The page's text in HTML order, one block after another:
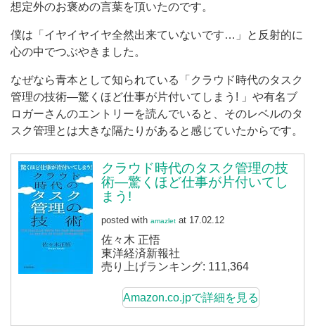
想定外のお褒めの言葉を頂いたのです。
僕は「イヤイヤイヤ全然出来ていないです…」と反射的に
心の中でつぶやきました。
なぜなら青本として知られている「クラウド時代のタスク
管理の技術―驚くほど仕事が片付いてしまう! 」や有名ブ
ロガーさんのエントリーを読んでいると、そのレベルのタ
スク管理とは大きな隔たりがあると感じていたからです。
クラウド時代のタスク管理の技
術―驚くほど仕事が片付いてし
まう!
posted with amazlet at 17.02.12
佐々木 正悟
東洋経済新報社
売り上げランキング: 111,364
Amazon.co.jpで詳細を見る